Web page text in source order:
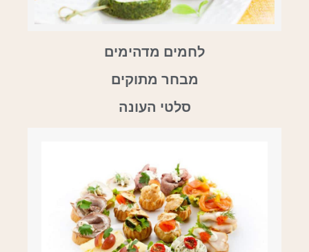
לחמים מדהימים
מבחר מתוקים
סלטי העונה